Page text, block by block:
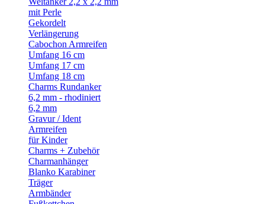
mit Perle
Gekordelt
Verlängerung
Cabochon Armreifen
Umfang 16 cm
Umfang 17 cm
Umfang 18 cm
Charms Rundanker
6,2 mm - rhodiniert
6,2 mm
Gravur / Ident
Armreifen
für Kinder
Charms + Zubehör
Charmanhänger
Blanko Karabiner
Träger
Armbänder